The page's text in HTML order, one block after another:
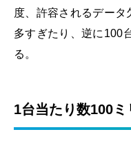
度、許容されるデー
多すぎたり、逆に100
る。
1台当たり数100ミ